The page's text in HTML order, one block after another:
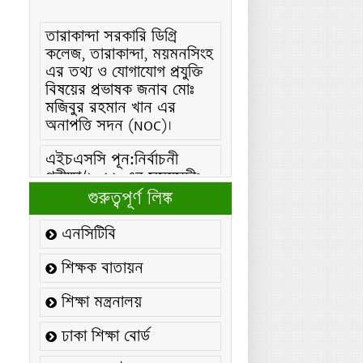
কলেজ, তারাকান্দা, ময়মনসিংহ
এর তথ্য ও যোগাযোগ প্রযুক্তি
বিষয়ের প্রভাষক জনাব মোঃ
মজিবুর রহমান খান এর
অনাপত্তি সদন (NOC)।
পরীক্ষা/২০২৬ এর সময়সূচীঃ
এইচএসসি (বিএমটি) ফরম
পূরণ/২০২৬ বিজ্ঞপ্তিঃ
এইচএসসি ফরম/২০২৬ পূরণ
বিজ্ঞপ্তিঃ
২১ ফেব্রুয়ারি/২০২৬ ইং
তারিখে “শহিদ দিবস ও
আন্তর্জাতিক মাতৃভাষা
গুরুত্বপূর্ণ লিঙ্ক
এনসিটিবি
শিক্ষক বাতায়ন
শিক্ষা মন্ত্রনালয়
ঢাকা শিক্ষা বোর্ড